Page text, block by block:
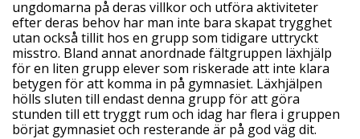
ungdomarna på deras villkor och utföra aktiviteter
efter deras behov har man inte bara skapat trygghet
utan också tillit hos en grupp som tidigare uttryckt
misstro. Bland annat anordnade fältgruppen läxhjälp
för en liten grupp elever som riskerade att inte klara
betygen för att komma in på gymnasiet. Läxhjälpen
hölls sluten till endast denna grupp för att göra
stunden till ett tryggt rum och idag har flera i gruppen
börjat gymnasiet och resterande är på god väg dit.